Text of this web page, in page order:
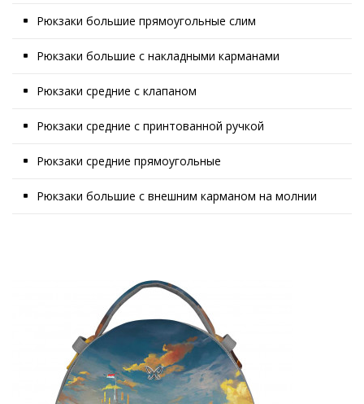
Рюкзаки большие прямоугольные слим
Рюкзаки большие с накладными карманами
Рюкзаки средние с клапаном
Рюкзаки средние с принтованной ручкой
Рюкзаки средние прямоугольные
Рюкзаки большие с внешним карманом на молнии